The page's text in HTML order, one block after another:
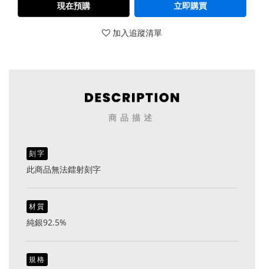
現在預購 立即購買
加入追蹤清單
商品描述
刻字
此商品無法鐳射刻字
材質
純銀92.5%
規格